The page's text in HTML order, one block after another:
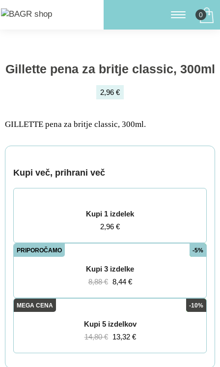
Gillette pena za britje classic, 300ml
2,96 €
GILLETTE pena za britje classic, 300ml.
Kupi več, prihrani več
Kupi 1 izdelek
2,96 €
PRIPOROČAMO -5%
Kupi 3 izdelke
8,88€ 8,44 €
MEGA CENA -10%
Kupi 5 izdelkov
14,80€ 13,32 €